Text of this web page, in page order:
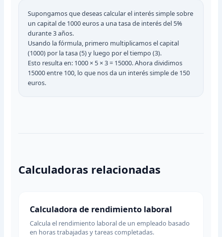
Supongamos que deseas calcular el interés simple sobre
un capital de 1000 euros a una tasa de interés del 5%
durante 3 años.
Usando la fórmula, primero multiplicamos el capital
(1000) por la tasa (5) y luego por el tiempo (3).
Esto resulta en: 1000 × 5 × 3 = 15000. Ahora dividimos
15000 entre 100, lo que nos da un interés simple de 150
euros.
Calculadoras relacionadas
Calculadora de rendimiento laboral
Calcula el rendimiento laboral de un empleado basado
en horas trabajadas y tareas completadas.